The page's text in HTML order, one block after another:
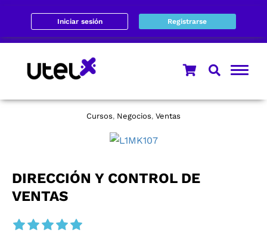
Iniciar sesión Registrarse
Cursos, Negocios, Ventas
DIRECCIÓN Y CONTROL DE
VENTAS